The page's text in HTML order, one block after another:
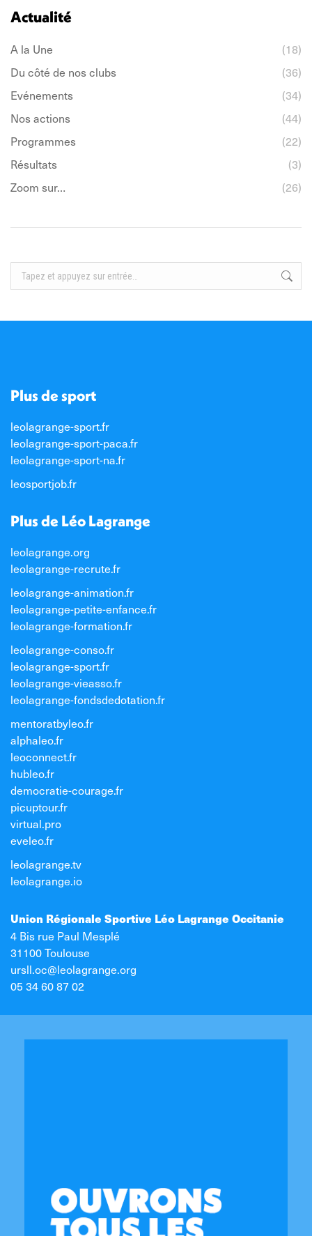
Actualité
A la Une
(18)
Du côté de nos clubs
(36)
Evénements
(34)
Nos actions
(44)
Programmes
(22)
Résultats
(3)
Zoom sur…
(26)
Recherche
Plus de sport
leolagrange-sport.fr
leolagrange-sport-paca.fr
leolagrange-sport-na.fr
leosportjob.fr
Plus de Léo Lagrange
leolagrange.org
leolagrange-recrute.fr
leolagrange-animation.fr
leolagrange-petite-enfance.fr
leolagrange-formation.fr
leolagrange-conso.fr
leolagrange-sport.fr
leolagrange-vieasso.fr
leolagrange-fondsdedotation.fr
mentoratbyleo.fr
alphaleo.fr
leoconnect.fr
hubleo.fr
democratie-courage.fr
picuptour.fr
virtual.pro
eveleo.fr
leolagrange.tv
leolagrange.io
Union Régionale Sportive Léo Lagrange Occitanie
4 Bis rue Paul Mesplé
31100 Toulouse
ursll.oc@leolagrange.org
05 34 60 87 02